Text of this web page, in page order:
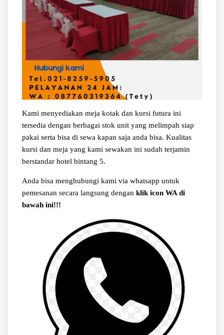
Kami menyediakan meja kotak dan kursi futura ini
tersedia dengan berbagai stok unit yang melimpah siap
pakai serta bisa di sewa kapan saja anda bisa. Kualitas
kursi dan meja yang kami sewakan ini sudah terjamin
berstandar hotel bintang 5.
Anda bisa menghubungi kami via whatsapp untuk
pemesanan secara langsung dengan klik icon WA di
bawah ini!!!